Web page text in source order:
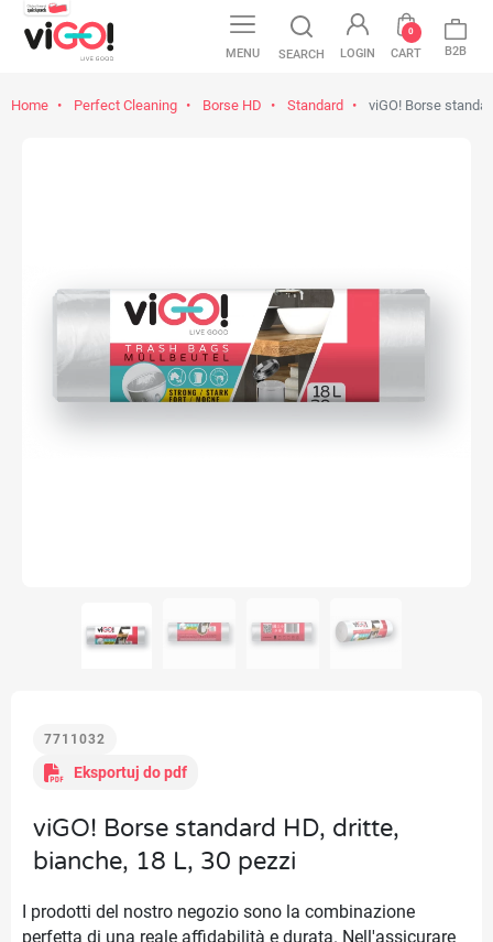
MENU SEARCH LOGIN CART
0
B2B
Home Perfect Cleaning Borse HD Standard viGO! Borse
7711032
Eksportuj do pdf
viGO! Borse standard HD, dritte,
bianche, 18 L, 30 pezzi
I prodotti del nostro negozio sono la combinazione
perfetta di una reale affidabilità e durata. Nell'assicurare